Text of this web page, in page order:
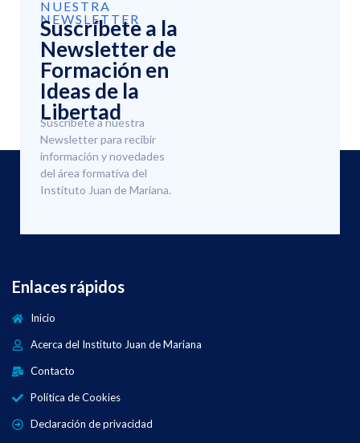
NUESTRA
NEWSLETTER
Suscríbete a la
Newsletter de
Formación en
Ideas de la
Libertad
Suscríbete a nuestra
Newsletter para recibir
información y novedades
del área formativa del
Instituto Juan de Mariana.
Enlaces rápidos
Inicio
Acerca del Instituto Juan de Mariana
Contacto
Política de Cookies
Declaración de privacidad